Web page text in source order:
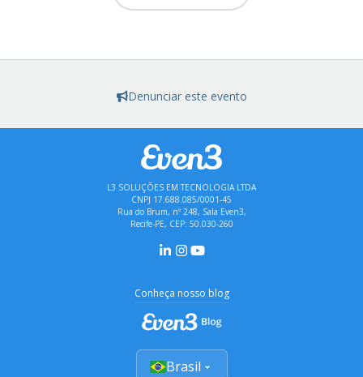
Denunciar este evento
L3 SOLUÇÕES EM TECNOLOGIA LTDA
CNPJ 17.688.085/0001-45
Rua do Brum, nº 248, Sala Even3,
Recife-PE, CEP: 50.030-260
Conheça nosso blog
Brasil